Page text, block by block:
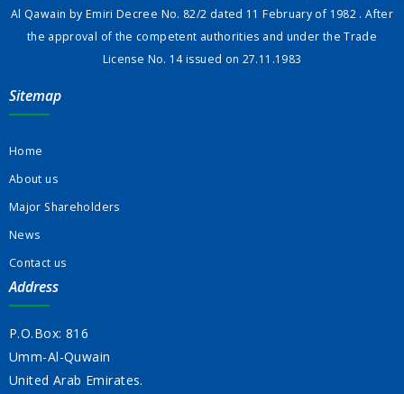
Al Qawain by Emiri Decree No. 82/2 dated 11 February of 1982 . After
the approval of the competent authorities and under the Trade
License No. 14 issued on 27.11.1983
Sitemap
Home
About us
Major Shareholders
News
Contact us
Address
P.O.Box: 816
Umm-Al-Quwain
United Arab Emirates.